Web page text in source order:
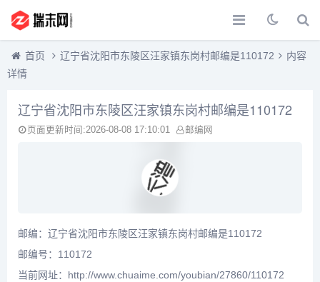
首页 辽宁省沈阳市东陵区汪家镇东岗村邮编是110172
内容
详情
辽宁省沈阳市东陵区汪家镇东岗村邮编是110172
页面更新时间:2026-08-08 17:10:01 邮编网
邮编：辽宁省沈阳市东陵区汪家镇东岗村邮编是110172
邮编号：110172
当前网址：http://www.chuaime.com/youbian/27860/110172